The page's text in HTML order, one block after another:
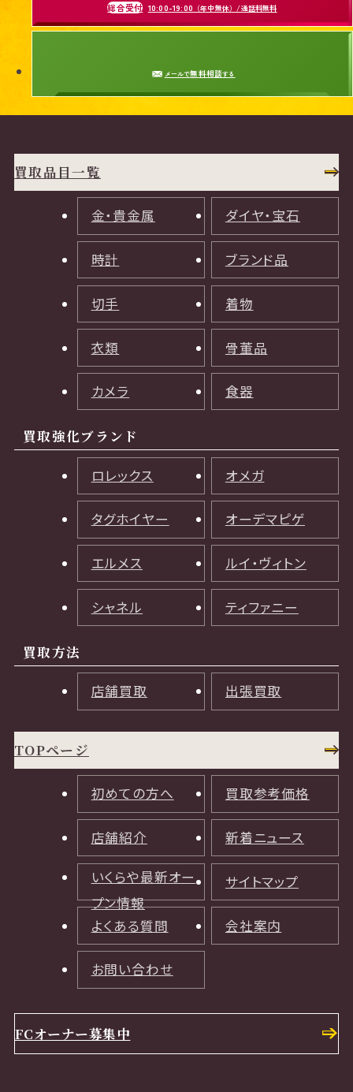
総合受付 10:00-19:00 （年中無休）/通話料無料
メールで無料相談する
買取品目一覧
金・貴金属 ダイヤ・宝石
時計 ブランド品
切手 着物
衣類 骨董品
カメラ 食器
買取強化ブランド
ロレックス オメガ
タグホイヤー オーデマピゲ
エルメス ルイ・ヴィトン
シャネル ティファニー
買取方法
店舗買取 出張買取
TOPページ
初めての方へ 買取参考価格
店舗紹介 新着ニュース
いくらや最新オー
プン情報
サイトマップ
よくある質問 会社案内
お問い合わせ
FCオーナー募集中